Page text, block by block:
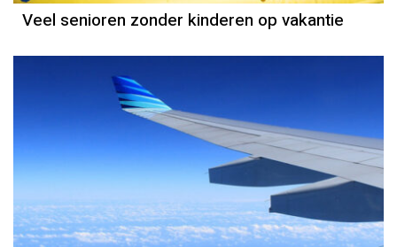
Veel senioren zonder kinderen op vakantie